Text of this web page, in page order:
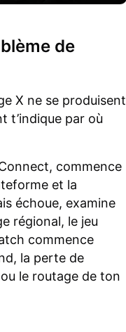
de
X ne se produisent
t’indique par où
commence
et la
échoue, examine
régional, le jeu
commence
la perte de
le routage de ton